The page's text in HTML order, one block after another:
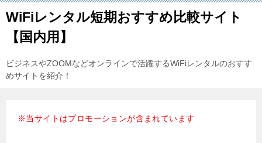
WiFiレンタル短期おすすめ比較サイト
【国内用】
ビジネスやZOOMなどオンラインで活躍するWiFiレンタルのおすす
めサイトを紹介！
※当サイトはプロモーションが含まれています